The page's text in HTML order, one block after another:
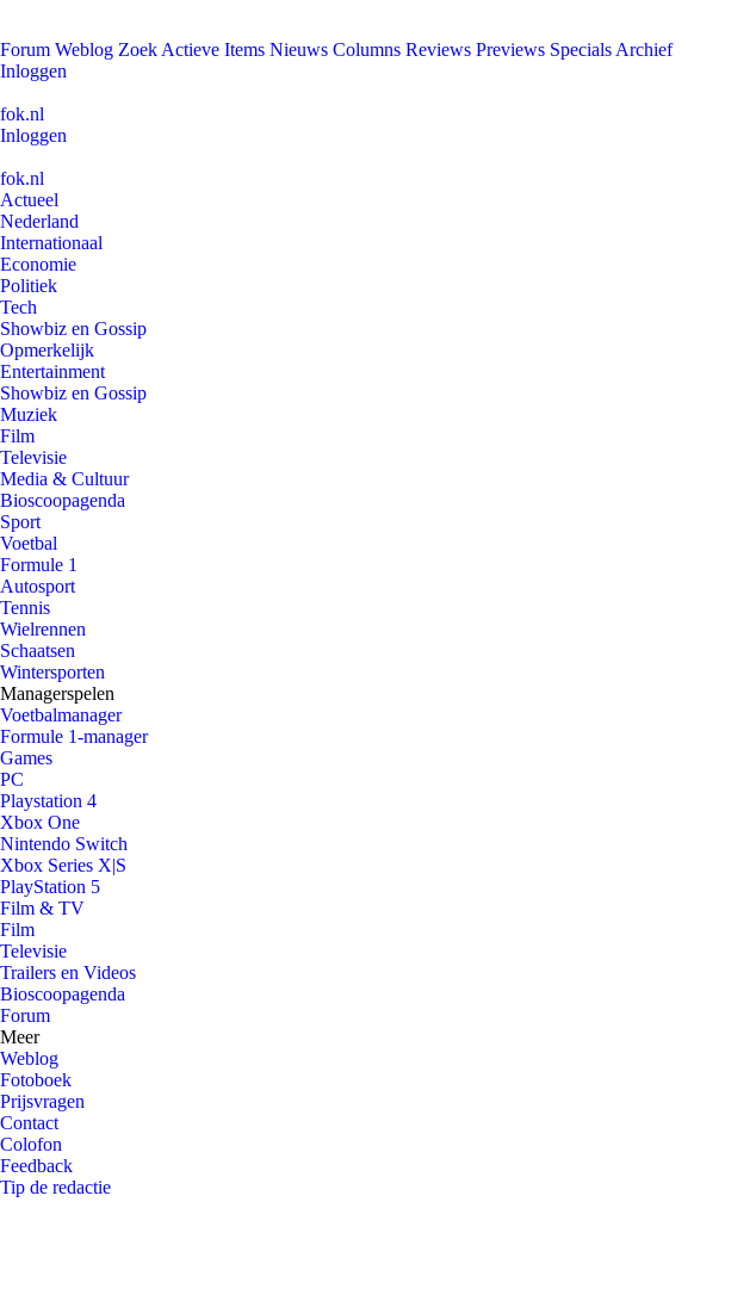
Forum Weblog Zoek Actieve Items Nieuws Columns Reviews Previews Specials Archief
Inloggen
fok.nl
Inloggen
fok.nl
Actueel
Nederland
Internationaal
Economie
Politiek
Tech
Showbiz en Gossip
Opmerkelijk
Entertainment
Showbiz en Gossip
Muziek
Film
Televisie
Media & Cultuur
Bioscoopagenda
Sport
Voetbal
Formule 1
Autosport
Tennis
Wielrennen
Schaatsen
Wintersporten
Managerspelen
Voetbalmanager
Formule 1-manager
Games
PC
Playstation 4
Xbox One
Nintendo Switch
Xbox Series X|S
PlayStation 5
Film & TV
Film
Televisie
Trailers en Videos
Bioscoopagenda
Forum
Meer
Weblog
Fotoboek
Prijsvragen
Contact
Colofon
Feedback
Tip de redactie